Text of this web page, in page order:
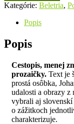
Kategórie: Beletria,
Popis
Popis
Cestopis, menej
prozaičky. Text je
prostá osôbka,
udalosti a obrazy z
vybrali aj
o zážitkoch
charakterizuje.